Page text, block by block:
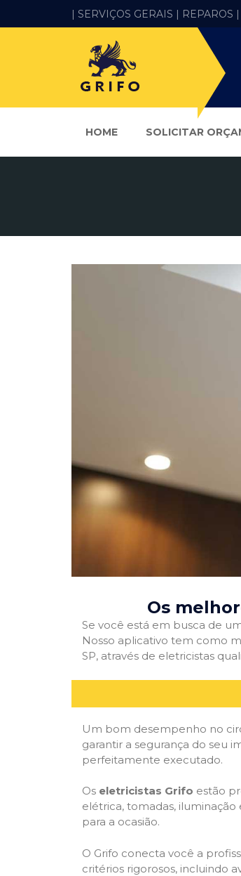
| SERVIÇOS GERAIS | REPAROS |
HOME SOLICITAR
Os
Se você está em busca de
Nosso aplicativo tem como
SP, através de eletricistas
Um bom desempenho no
garantir a segurança do seu
perfeitamente executado.
Os eletricistas Grifo estão
elétrica, tomadas,
para a ocasião.
O Grifo conecta você a
critérios rigorosos, incluindo